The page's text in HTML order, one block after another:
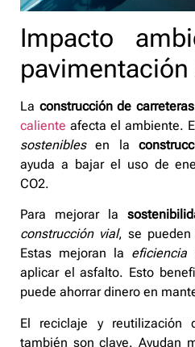
Impacto
La construcción de carreteras
caliente afecta el ambiente.
sosteniblesen la
ayuda a bajar el uso de
CO2.
Para mejorar la
construcción vial, se pueden
Estas mejoran la eficiencia
aplicar el asfalto. Esto
puede ahorrar dinero en
El reciclaje y reutilización
también son clave. Ayudan